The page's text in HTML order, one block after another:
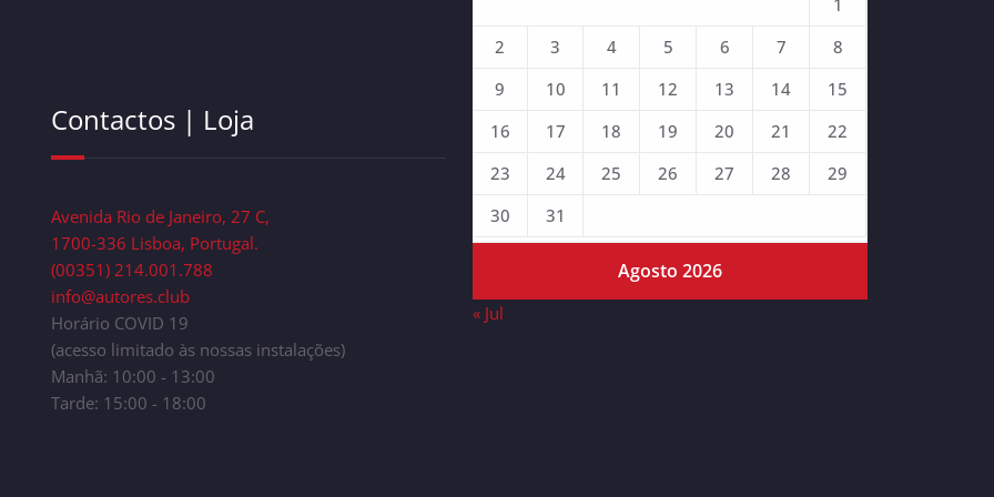
Contactos | Loja
Avenida Rio de Janeiro, 27 C,
1700-336 Lisboa, Portugal.
(00351) 214.001.788
info@autores.club
Horário COVID 19
(acesso limitado às nossas instalações)
Manhã: 10:00 - 13:00
Tarde: 15:00 - 18:00
Agosto 2026
2
3 4 5 6 7
8
9
10 11 12 13 14
15
16
17 18 19 20 21
22
23
24 25 26 27 28
29
30
31
« Jul